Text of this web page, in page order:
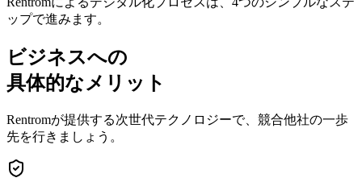
ップで進みます。
ビジネスへの
具体的なメリット
Rentromが提供する次世代テクノロジーで、競合他社の一歩
先を行きましょう。